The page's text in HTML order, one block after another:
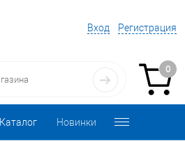
Вход Регистрация
0
Каталог Новинки